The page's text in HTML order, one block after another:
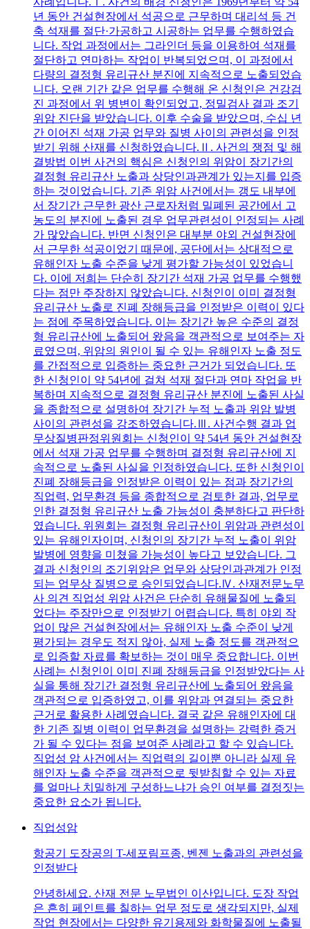
년 동안 건설현장에서 석공으로 근무하며 대리석 등 건
축 석재를 절단·가공하고 시공하는 업무를 수행하였습
니다. 작업 과정에서는 그라인더 등을 이용하여 석재를
절단하고 연마하는 작업이 반복되었으며, 이 과정에서
다량의 결정형 유리규산 분진에 지속적으로 노출되었습
니다. 오랜 기간 같은 업무를 수행해 온 신청인은 건강검
진 과정에서 위 병변이 확인되었고, 정밀검사 결과 조기
위암 진단을 받았습니다. 이후 수술을 받았으며, 수십 년
간 이어진 석재 가공 업무와 질병 사이의 관련성을 인정
받기 위해 산재를 신청하였습니다.Ⅱ. 사건의 쟁점 및 해
결방법 이번 사건의 핵심은 신청인의 위암이 장기간의
결정형 유리규산 노출과 상당인과관계가 있는지를 입증
하는 것이었습니다. 기존 위암 사건에서는 갱도 내부에
서 장기간 근무한 광산 근로자처럼 밀폐된 공간에서 고
농도의 분진에 노출된 경우 업무관련성이 인정되는 사례
가 많았습니다. 반면 신청인은 대부분 야외 건설현장에
서 근무한 석공이었기 때문에, 공단에서는 상대적으로
유해인자 노출 수준을 낮게 평가할 가능성이 있었습니
다. 이에 저희는 단순히 장기간 석재 가공 업무를 수행했
다는 점만 주장하지 않았습니다. 신청인이 이미 결정형
유리규산 노출로 진폐 장해등급을 인정받은 이력이 있다
는 점에 주목하였습니다. 이는 장기간 높은 수준의 결정
형 유리규산에 노출되어 왔음을 객관적으로 보여주는 자
료였으며, 위암의 원인이 될 수 있는 유해인자 노출 정도
를 간접적으로 입증하는 중요한 근거가 되었습니다. 또
한 신청인이 약 54년에 걸쳐 석재 절단과 연마 작업을 반
복하며 지속적으로 결정형 유리규산 분진에 노출된 사실
을 종합적으로 설명하여 장기간 누적 노출과 위암 발병
사이의 관련성을 강조하였습니다.Ⅲ. 사건수행 결과 업
무상질병판정위원회는 신청인이 약 54년 동안 건설현장
에서 석재 가공 업무를 수행하며 결정형 유리규산에 지
속적으로 노출된 사실을 인정하였습니다. 또한 신청인이
진폐 장해등급을 인정받은 이력이 있는 점과 장기간의
직업력, 업무환경 등을 종합적으로 검토한 결과, 업무로
인한 결정형 유리규산 노출 가능성이 충분하다고 판단하
였습니다. 위원회는 결정형 유리규산이 위암과 관련성이
있는 유해인자이며, 신청인의 장기간 누적 노출이 위암
발병에 영향을 미쳤을 가능성이 높다고 보았습니다. 그
결과 신청인의 조기위암은 업무와 상당인과관계가 인정
되는 업무상 질병으로 승인되었습니다.Ⅳ. 산재전문노무
사 의견 직업성 위암 사건은 단순히 유해물질에 노출되
었다는 주장만으로 인정받기 어렵습니다. 특히 야외 작
업이 많은 건설현장에서는 유해인자 노출 수준이 낮게
평가되는 경우도 적지 않아, 실제 노출 정도를 객관적으
로 입증할 자료를 확보하는 것이 매우 중요합니다. 이번
사례는 신청인이 이미 진폐 장해등급을 인정받았다는 사
실을 통해 장기간 결정형 유리규산에 노출되어 왔음을
객관적으로 입증하였고, 이를 위암과 연결되는 중요한
근거로 활용한 사례였습니다. 결국 같은 유해인자에 대
한 기존 질병 이력이 업무환경을 설명하는 강력한 증거
가 될 수 있다는 점을 보여준 사례라고 할 수 있습니다.
직업성 암 사건에서는 직업력의 길이뿐 아니라 실제 유
해인자 노출 수준을 객관적으로 뒷받침할 수 있는 자료
를 얼마나 치밀하게 구성하느냐가 승인 여부를 결정짓는
중요한 요소가 됩니다.
직업성암
항공기 도장공의 T-세포림프종, 벤젠 노출과의 관련성을
인정받다
안녕하세요. 산재 전문 노무법인 이산입니다. 도장 작업
은 흔히 페인트를 칠하는 업무 정도로 생각되지만, 실제
작업 현장에서는 다양한 유기용제와 화학물질에 노출될